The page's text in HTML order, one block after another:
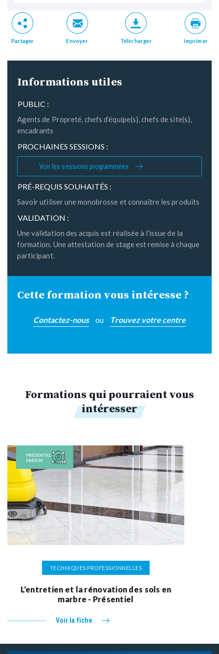
Partager Envoyer Télécharger Imprimer
Informations utiles
PUBLIC :
Agents de Propreté, chefs d’équipe(s), chefs de site(s),
encadrants
PROCHAINES SESSIONS :
Voir les sessions programmées
PRÉ-REQUIS SOUHAITÉS :
Savoir utiliser une monobrosse et connaître les produits
VALIDATION :
Une validation des acquis est réalisée à l’issue de la
formation. Une attestation de stage est remise à chaque
participant.
Cette formation vous intéresse ?
Contactez-nous ou Trouvez votre centre
Formations qui pourraient vous
intéresser
TECHNIQUES PROFESSIONNELLES
L'entretien et la rénovation des sols en
marbre - Présentiel
Voir la fiche